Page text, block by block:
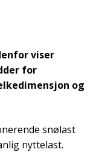
viser
for
og
snølast
nyttelast.